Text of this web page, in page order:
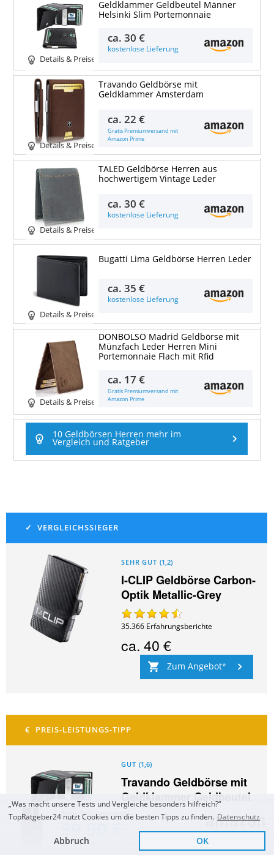
Zum Top Angebot
KOSTENLOSE LIEFERUNG
Details & Preise
Geldklammer Geldbeutel Männer
Helsinki Slim Portemonnaie
ca.30 €
kostenlose Lieferung
Details & Preise
Travando Geldbörse mit
Geldklammer Amsterdam
ca.22 €
Gratis Premiumversand mit
Amazon Prime
Details & Preise
TALED Geldbörse Herren aus
hochwertigem Vintage Leder
ca.30 €
kostenlose Lieferung
Details & Preise
Bugatti Lima Geldbörse Herren Leder
ca.35 €
kostenlose Lieferung
Details & Preise
DONBOLSO Madrid Geldbörse mit
Münzfach Leder Herren Mini
Portemonnaie Flach mit Rfid
ca. 17 €
Gratis Premiumversand mit
Amazon Prime
10 Geldbörsen Herren mehr im
Vergleich und Ratgeber
SEHR GUT (1,2)
I-CLIP Geldbörse Carbon-
Optik Metallic-Grey
35.366 Erfahrungsberichte
ca.40 €
Zum Angebot
GUT (1,6)
Travando Geldbörse mit
Geldklammer Geldbeutel
Männer Helsinki Slim
Portemonnaie
„Was macht unsere Tests und Vergleiche besonders hilfreich?“
TopRatgeber24 nutzt Cookies um die besten Tipps zu finden. Datenschutz
Abbruch OK